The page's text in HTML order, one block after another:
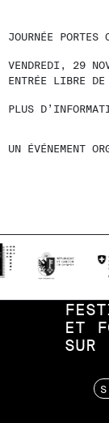
JOURNÉE PORTES
VENDREDI, 29
ENTRÉE LIBRE
PLUS
UN ÉVÉNEMENT
ET
SUR